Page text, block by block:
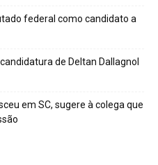
federal como candidato a
de Deltan Dallagnol
em SC, sugere à colega que